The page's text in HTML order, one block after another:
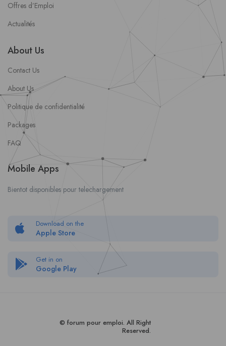
Offres d’Emploi
Actualités
About Us
Contact Us
About Us
Politique de confidentialité
Packages
FAQ
Mobile Apps
Bientot disponibles pour telechargement
Download on the
Apple Store
Get in on
Google Play
© forum pour emploi. All Right
Reserved.